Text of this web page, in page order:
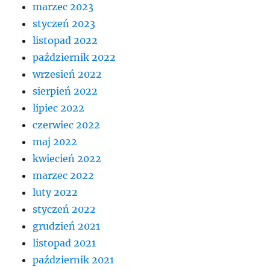
marzec 2023
styczeń 2023
listopad 2022
październik 2022
wrzesień 2022
sierpień 2022
lipiec 2022
czerwiec 2022
maj 2022
kwiecień 2022
marzec 2022
luty 2022
styczeń 2022
grudzień 2021
listopad 2021
październik 2021